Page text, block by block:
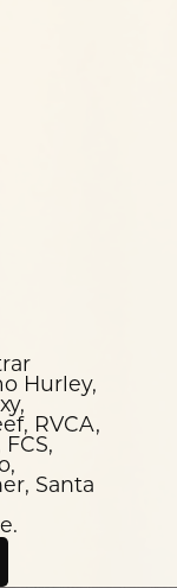
Hurley,
RVCA,
Santa